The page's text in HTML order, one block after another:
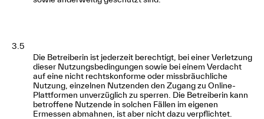
3.5
Die Betreiberin ist jederzeit berechtigt, bei einer Verletzung
dieser Nutzungsbedingungen sowie bei einem Verdacht
auf eine nicht rechtskonforme oder missbräuchliche
Nutzung, einzelnen Nutzenden den Zugang zu Online-
Plattformen unverzüglich zu sperren. Die Betreiberin kann
betroffene Nutzende in solchen Fällen im eigenen
Ermessen abmahnen, ist aber nicht dazu verpflichtet.